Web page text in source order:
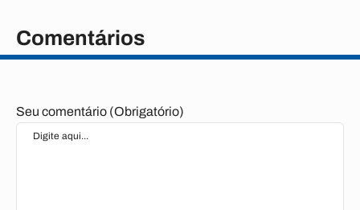
Comentários
Seu comentário (Obrigatório)